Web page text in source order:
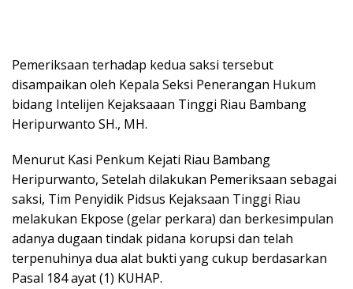
Pemeriksaan terhadap kedua saksi tersebut
disampaikan oleh Kepala Seksi Penerangan Hukum
bidang Intelijen Kejaksaaan Tinggi Riau Bambang
Heripurwanto SH., MH.
Menurut Kasi Penkum Kejati Riau Bambang
Heripurwanto, Setelah dilakukan Pemeriksaan sebagai
saksi, Tim Penyidik Pidsus Kejaksaan Tinggi Riau
melakukan Ekpose (gelar perkara) dan berkesimpulan
adanya dugaan tindak pidana korupsi dan telah
terpenuhinya dua alat bukti yang cukup berdasarkan
Pasal 184 ayat (1) KUHAP.